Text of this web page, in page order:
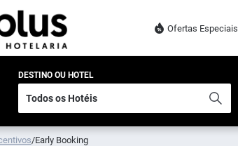
Ofertas Especiais
DESTINO OU HOTEL
/Early Booking